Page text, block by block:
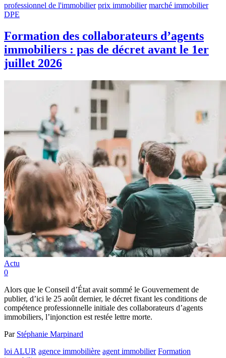
professionnel de l'immobilier prix immobilier marché immobilier
DPE
Formation des collaborateurs d’agents
immobiliers : pas de décret avant le 1er
juillet 2026
Actu
0
Alors que le Conseil d’État avait sommé le Gouvernement de
publier, d’ici le 25 août dernier, le décret fixant les conditions de
compétence professionnelle initiale des collaborateurs d’agents
immobiliers, l’injonction est restée lettre morte.
Par Stéphanie Marpinard
loi ALUR agence immobilière agent immobilier Formation